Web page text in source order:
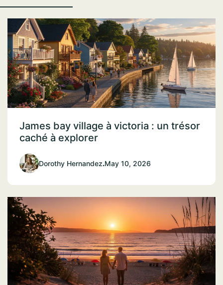
James bay village à victoria : un trésor
caché à explorer
Dorothy Hernandez.May 10, 2026